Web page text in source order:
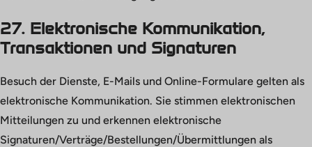
27. Elektronische Kommunikation,
Transaktionen und Signaturen
Besuch der Dienste, E-Mails und Online-Formulare gelten als
elektronische Kommunikation. Sie stimmen elektronischen
Mitteilungen zu und erkennen elektronische
Signaturen/Verträge/Bestellungen/Übermittlungen als